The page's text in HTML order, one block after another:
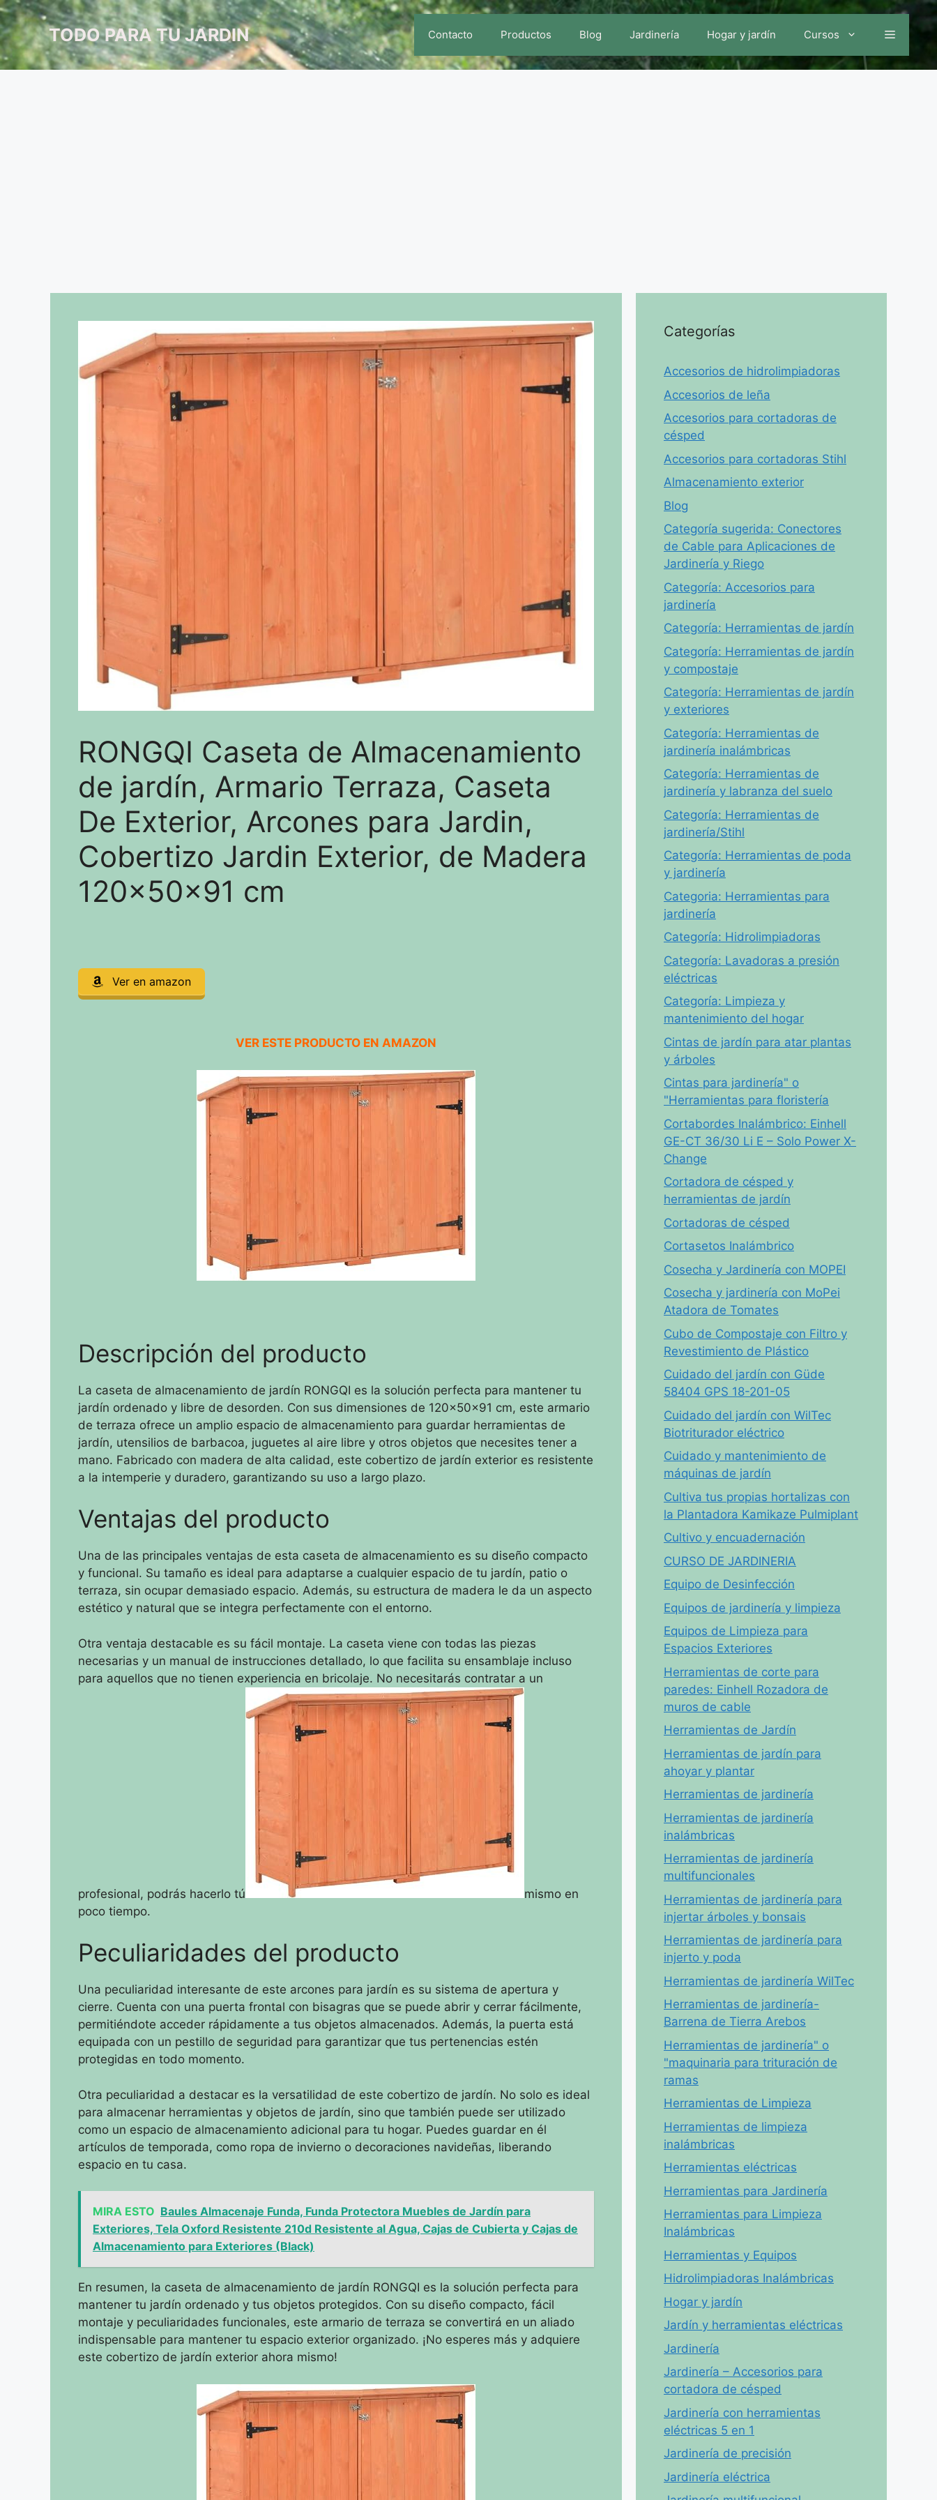
Saltar
al
contenidoTODO PARA TU JARDIN Contacto Productos Blog Jardinería Hogar y jardín Cursos
RONGQI Caseta de Almacenamiento
de jardín, Armario Terraza, Caseta
De Exterior, Arcones para Jardin,
Cobertizo Jardin Exterior, de Madera
120x50x91 cm
Ver en amazon
VER ESTE PRODUCTO EN AMAZON
Descripción del producto
La caseta de almacenamiento de jardín RONGQI es la solución perfecta para mantener tu
jardín ordenado y libre de desorden. Con sus dimensiones de 120x50x91 cm, este armario
de terraza ofrece un amplio espacio de almacenamiento para guardar herramientas de
jardín, utensilios de barbacoa, juguetes al aire libre y otros objetos que necesites tener a
mano. Fabricado con madera de alta calidad, este cobertizo de jardín exterior es resistente
a la intemperie y duradero, garantizando su uso a largo plazo.
Ventajas del producto
Una de las principales ventajas de esta caseta de almacenamiento es su diseño compacto
y funcional. Su tamaño es ideal para adaptarse a cualquier espacio de tu jardín, patio o
terraza, sin ocupar demasiado espacio. Además, su estructura de madera le da un aspecto
estético y natural que se integra perfectamente con el entorno.
Otra ventaja destacable es su fácil montaje. La caseta viene con todas las piezas
necesarias y un manual de instrucciones detallado, lo que facilita su ensamblaje incluso
para aquellos que no tienen experiencia en bricolaje. No necesitarás contratar a un
profesional, podrás hacerlo tú
mismo en
poco tiempo.
Peculiaridades del producto
Una peculiaridad interesante de este arcones para jardín es su sistema de apertura y
cierre. Cuenta con una puerta frontal con bisagras que se puede abrir y cerrar fácilmente,
permitiéndote acceder rápidamente a tus objetos almacenados. Además, la puerta está
equipada con un pestillo de seguridad para garantizar que tus pertenencias estén
protegidas en todo momento.
Otra peculiaridad a destacar es la versatilidad de este cobertizo de jardín. No solo es ideal
para almacenar herramientas y objetos de jardín, sino que también puede ser utilizado
como un espacio de almacenamiento adicional para tu hogar. Puedes guardar en él
artículos de temporada, como ropa de invierno o decoraciones navideñas, liberando
espacio en tu casa.
MIRA ESTO Baules Almacenaje Funda, Funda Protectora Muebles de Jardín para
Exteriores, Tela Oxford Resistente 210d Resistente al Agua, Cajas de Cubierta y Cajas de
Almacenamiento para Exteriores (Black)
En resumen, la caseta de almacenamiento de jardín RONGQI es la solución perfecta para
mantener tu jardín ordenado y tus objetos protegidos. Con su diseño compacto, fácil
montaje y peculiaridades funcionales, este armario de terraza se convertirá en un aliado
indispensable para mantener tu espacio exterior organizado. ¡No esperes más y adquiere
este cobertizo de jardín exterior ahora mismo!
Categorías
Accesorios de hidrolimpiadoras
Accesorios de leña
Accesorios para cortadoras de
césped
Accesorios para cortadoras Stihl
Almacenamiento exterior
Blog
Categoría sugerida: Conectores
de Cable para Aplicaciones de
Jardinería y Riego
Categoría: Accesorios para
jardinería
Categoría: Herramientas de jardín
Categoría: Herramientas de jardín
y compostaje
Categoría: Herramientas de jardín
y exteriores
Categoría: Herramientas de
jardinería inalámbricas
Categoría: Herramientas de
jardinería y labranza del suelo
Categoría: Herramientas de
jardinería/Stihl
Categoría: Herramientas de poda
y jardinería
Categoria: Herramientas para
jardinería
Categoría: Hidrolimpiadoras
Categoría: Lavadoras a presión
eléctricas
Categoría: Limpieza y
mantenimiento del hogar
Cintas de jardín para atar plantas
y árboles
Cintas para jardinería" o
"Herramientas para floristería
Cortabordes Inalámbrico: Einhell
GE-CT 36/30 Li E – Solo Power X-
Change
Cortadora de césped y
herramientas de jardín
Cortadoras de césped
Cortasetos Inalámbrico
Cosecha y Jardinería con MOPEI
Cosecha y jardinería con MoPei
Atadora de Tomates
Cubo de Compostaje con Filtro y
Revestimiento de Plástico
Cuidado del jardín con Güde
58404 GPS 18-201-05
Cuidado del jardín con WilTec
Biotriturador eléctrico
Cuidado y mantenimiento de
máquinas de jardín
Cultiva tus propias hortalizas con
la Plantadora Kamikaze Pulmiplant
Cultivo y encuadernación
CURSO DE JARDINERIA
Equipo de Desinfección
Equipos de jardinería y limpieza
Equipos de Limpieza para
Espacios Exteriores
Herramientas de corte para
paredes: Einhell Rozadora de
muros de cable
Herramientas de Jardín
Herramientas de jardín para
ahoyar y plantar
Herramientas de jardinería
Herramientas de jardinería
inalámbricas
Herramientas de jardinería
multifuncionales
Herramientas de jardinería para
injertar árboles y bonsais
Herramientas de jardinería para
injerto y poda
Herramientas de jardinería WilTec
Herramientas de jardinería-
Barrena de Tierra Arebos
Herramientas de jardinería" o
"maquinaria para trituración de
ramas
Herramientas de Limpieza
Herramientas de limpieza
inalámbricas
Herramientas eléctricas
Herramientas para Jardinería
Herramientas para Limpieza
Inalámbricas
Herramientas y Equipos
Hidrolimpiadoras Inalámbricas
Hogar y jardín
Jardín y herramientas eléctricas
Jardinería
Jardinería – Accesorios para
cortadora de césped
Jardinería con herramientas
eléctricas 5 en 1
Jardinería de precisión
Jardinería eléctrica